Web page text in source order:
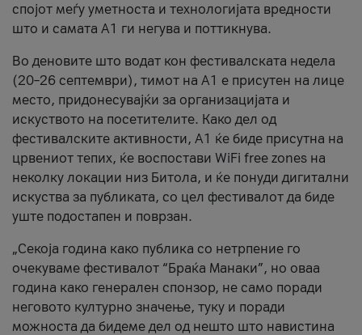
спојот меѓу уметноста и технологијата вредности
што и самата А1 ги негува и поттикнува.
Во деновите што водат кон фестивалската недела
(20–26 септември), тимот на А1 е присутен на лице
место, придонесувајќи за организацијата и
искуството на посетителите. Како дел од
фестивалските активности, А1 ќе биде присутна на
црвениот тепих, ќе воспостави WiFi free zones на
неколку локации низ Битола, и ќе понуди дигитални
искуства за публиката, со цел фестивалот да биде
уште подостапен и поврзан.
„Секоја година како публика со нетрпение го
очекуваме фестивалот “Браќа Манаки”, но оваа
година како генерален спонзор, не само поради
неговото културно значење, туку и поради
можноста да бидеме дел од нешто што навистина